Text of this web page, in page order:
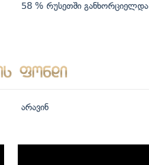
58 % რუსეთში განხორციელდა
არავინ